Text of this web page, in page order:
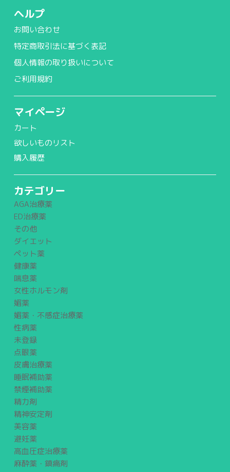
ヘルプ
お問い合わせ
特定商取引法に基づく表記
個人情報の取り扱いについて
ご利用規約
マイページ
カート
欲しいものリスト
購入履歴
カテゴリー
AGA治療薬
ED治療薬
その他
ダイエット
ペット薬
健康薬
喘息薬
女性ホルモン剤
媚薬
媚薬・不感症治療薬
性病薬
未登録
点眼薬
皮膚治療薬
睡眠補助薬
禁煙補助薬
精力剤
精神安定剤
美容薬
避妊薬
高血圧症治療薬
麻酔薬・鎮痛剤